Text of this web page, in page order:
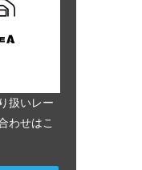
扱いレー
わせはこ